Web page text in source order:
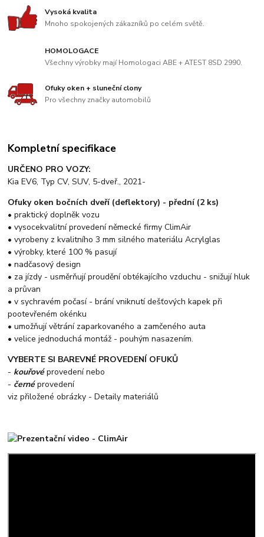
Vysoká kvalita
Mnoho spokojených zákazníků po celém světě.
HOMOLOGACE
Všechny výrobky mají Homologaci ABE + ATEST 8SD 2990.
Ofuky oken + sluneční clony
Pro všechny značky automobilů
Kompletní specifikace
URČENO PRO VOZY:
Kia EV6, Typ CV, SUV, 5-dveř., 2021-
Ofuky oken bočních dveří (deflektory) - přední (2 ks)
• praktický doplněk vozu
• vysocekvalitní provedení německé firmy ClimAir
• vyrobeny z kvalitního 3 mm silného materiálu Acrylglas
• výrobky, které 100 % pasují
• nadčasový design
• za jízdy - usměrňují proudění obtékajícího vzduchu - snižují hluk
a průvan
• v sychravém počasí - brání vniknutí dešťových kapek při
pootevřeném okénku
• umožňují větrání zaparkovaného a zamčeného auta
• velice jednoduchá montáž - pouhým nasazením.
VYBERTE SI BAREVNÉ PROVEDENÍ OFUKŮ
- kouřovéprovedení nebo
- černéprovedení
viz přiložené obrázky - Detaily materiálů